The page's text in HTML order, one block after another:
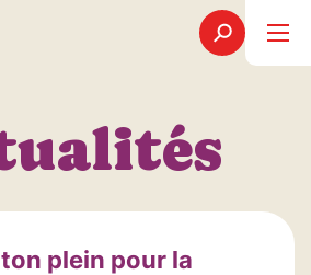
plein pour la